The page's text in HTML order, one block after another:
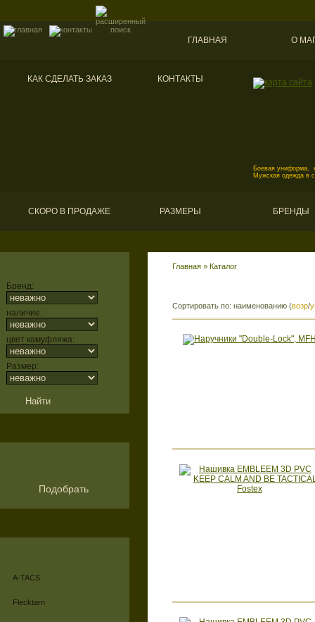
ГЛАВНАЯ О
КАК СДЕЛАТЬ ЗАКАЗ КОНТАКТЫ
Боевая униформа,
Мужская одежда в
СКОРО В ПРОДАЖЕ РАЗМЕРЫ БРЕНДЫ
Бренд:
наличие:
цвет камуфляжа:
Размер:
Подобрать
A-TACS
Flecktarn
Главная » Каталог
Сортировать по: наименованию (возр/